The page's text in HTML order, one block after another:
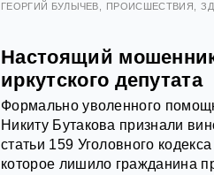
ГЕОРГИЙ БУЛЫЧЕВ ПРОИСШЕСТВИЯ
Настоящий
иркутского депутата
Формально уволенного
Никиту Бутакова признали
статьи 159 Уголовного
которое лишило гражданина